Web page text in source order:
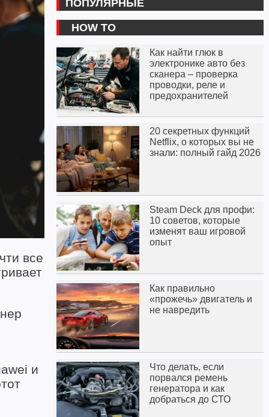
все
и
ПОПУЛЯРНЫЕ
HOW TO
Как найти глюк в
электронике авто без
сканера – проверка
проводки, реле и
предохранителей
20 секретных функций
Netflix, о которых вы не
знали: полный гайд 2026
Steam Deck для профи:
10 советов, которые
изменят ваш игровой
опыт
Как правильно
«прожечь» двигатель и
не навредить
Что делать, если
порвался ремень
генератора и как
добраться до СТО